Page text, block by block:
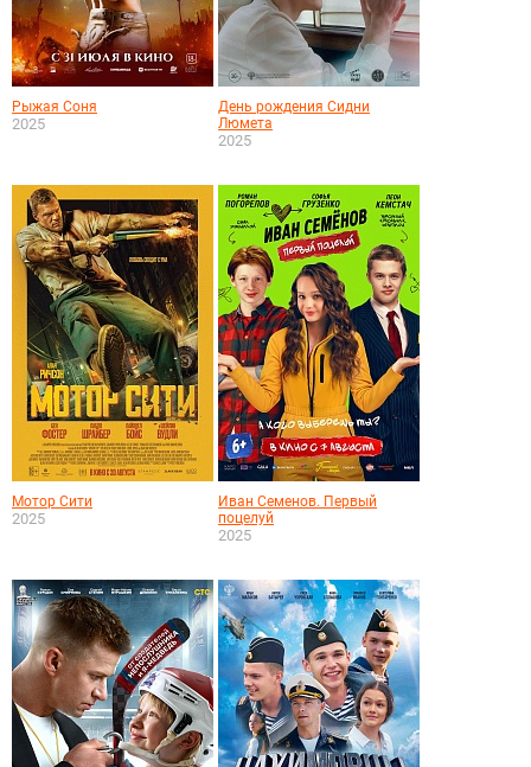
Рыжая Соня
2025
День рождения Сидни
Люмета
2025
Мотор Сити
2025
Иван Семенов. Первый
поцелуй
2025